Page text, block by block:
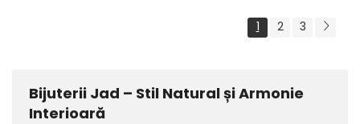
1 2 3
Bijuterii Jad – Stil Natural și Armonie
Interioară